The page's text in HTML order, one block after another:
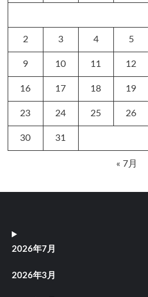
2 3 4 5
9 10 11 12
16 17 18 19
23 24 25 26
30 31
« 7月
2026年7月
2026年3月